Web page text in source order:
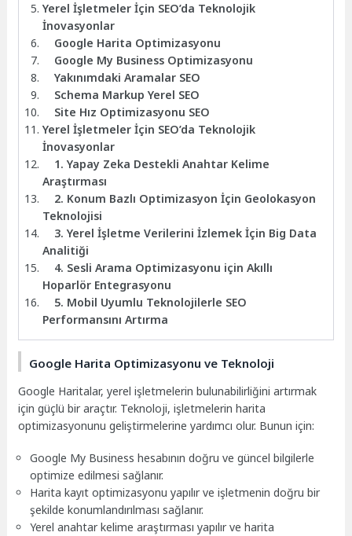
Yerel İşletmeler İçin SEO’da Teknolojik
İnovasyonlar
Google Harita Optimizasyonu
Google My Business Optimizasyonu
Yakınımdaki Aramalar SEO
Schema Markup Yerel SEO
Site Hız Optimizasyonu SEO
Yerel İşletmeler İçin SEO’da Teknolojik
İnovasyonlar
1. Yapay Zeka Destekli Anahtar Kelime
Araştırması
2. Konum Bazlı Optimizasyon İçin Geolokasyon
Teknolojisi
3. Yerel İşletme Verilerini İzlemek İçin Big Data
Analitiği
4. Sesli Arama Optimizasyonu için Akıllı
Hoparlör Entegrasyonu
5. Mobil Uyumlu Teknolojilerle SEO
Performansını Artırma
Google Harita Optimizasyonu ve Teknoloji
Google Haritalar, yerel işletmelerin bulunabilirliğini artırmak
için güçlü bir araçtır. Teknoloji, işletmelerin harita
optimizasyonunu geliştirmelerine yardımcı olur. Bunun için:
Google My Business hesabının doğru ve güncel bilgilerle
optimize edilmesi sağlanır.
Harita kayıt optimizasyonu yapılır ve işletmenin doğru bir
şekilde konumlandırılması sağlanır.
Yerel anahtar kelime araştırması yapılır ve harita